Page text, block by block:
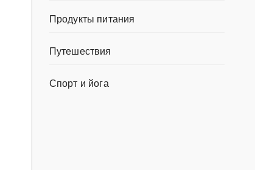
Продукты питания
Путешествия
Спорт и йога